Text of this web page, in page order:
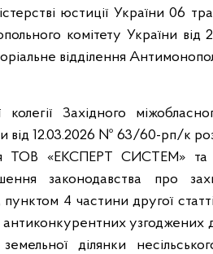
юстиції України 06
комітету України
відділення
Західного
від 12.03.2026 № 63/60-рп/к
ТОВ «ЕКСПЕРТ СИСТЕМ»
законодавства про
пунктом 4 частини другої
антиконкурентних узгоджених
ділянки